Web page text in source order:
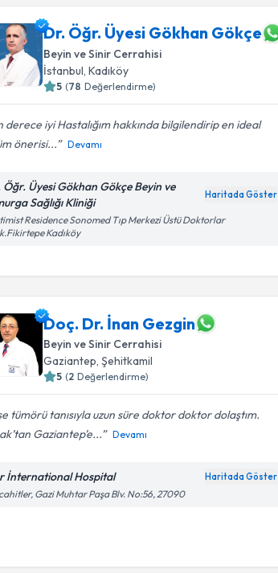
Dr. Öğr. Üyesi Gökhan Gökçe
Beyin ve Sinir Cerrahisi
İstanbul ,Kadıköy
5 (78 Değerlendirme)
derece iyi Hastalığım hakkında bilgilendirip en ideal
önerisi...
Devamı
Öğr. Üyesi Gökhan Gökçe Beyin ve
Sağlığı Kliniği
Haritada Göster
Residence Sonomed Tıp Merkezi Üstü Doktorlar
Kadıköy
Doç. Dr. İnan Gezgin
Beyin ve Sinir Cerrahisi
Gaziantep,Şehitkamil
5 (2 Değerlendirme)
tümörü tanısıyla uzun süre doktor doktor dolaştım.
Gaziantep’e...
Devamı
İnternational Hospital Haritada Göster
Gazi Muhtar Paşa Blv. No:56, 27090